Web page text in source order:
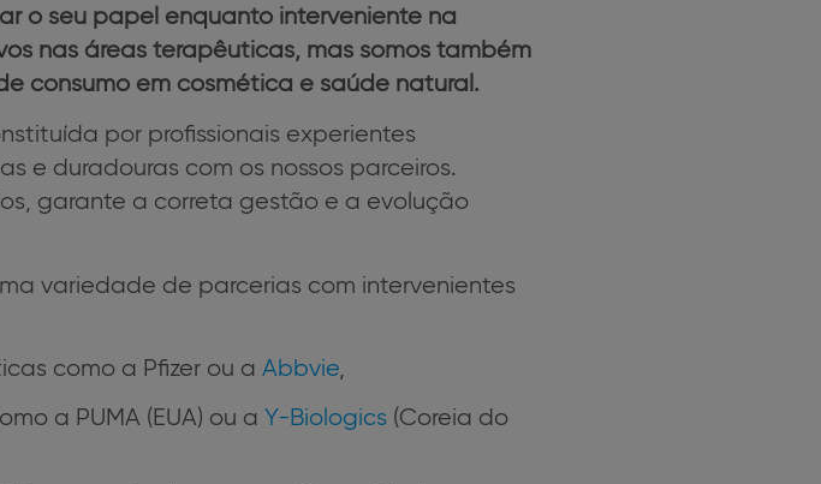
o seu papel enquanto interveniente na
nas áreas terapêuticas, mas somos também
consumo em cosmética e saúde natural.
por profissionais experientes
e duradouras com os nossos parceiros.
garante a correta gestão e a evolução
variedade de parcerias com intervenientes
como a Pfizer ou a Abbvie,
a PUMA (EUA) ou a Y-Biologics(Coreia do